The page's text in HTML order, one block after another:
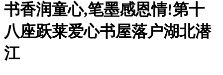
书香润童心,笔墨感恩情!第十
八座跃莱爱心书屋落户湖北潜
江